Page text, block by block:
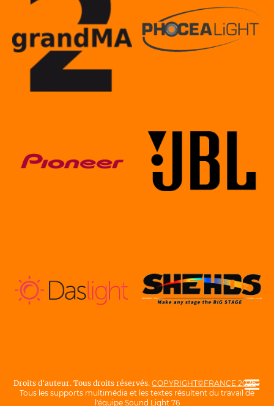
Droits d'auteur. Tous droits réservés. COPYRIGHT©FRANCE 2026 -
Tous les supports multimédia et les textes résultent du travail de
l'équipe Sound Light 76